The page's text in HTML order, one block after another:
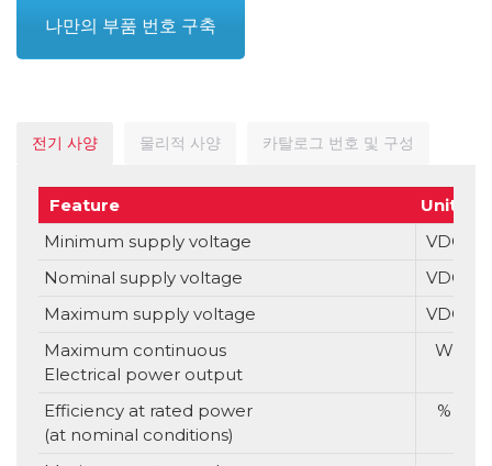
나만의 부품 번호 구축
전기 사양 물리적 사양 카탈로그 번호 및 구성
Feature Units
Minimum supply voltage
VDC
Nominal supply voltage
VDC
Maximum supply voltage
VDC
Maximum continuous
Electrical power output
W
Efficiency at rated power
(at nominal conditions)
%